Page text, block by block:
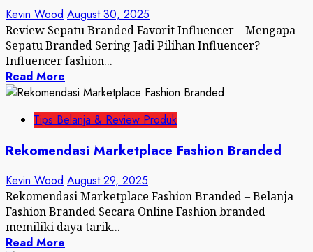
Kevin Wood August 30, 2025
Review Sepatu Branded Favorit Influencer – Mengapa
Sepatu Branded Sering Jadi Pilihan Influencer?
Influencer fashion...
Read More
Tips Belanja & Review Produk
Rekomendasi Marketplace Fashion Branded
Kevin Wood August 29, 2025
Rekomendasi Marketplace Fashion Branded – Belanja
Fashion Branded Secara Online Fashion branded
memiliki daya tarik...
Read More